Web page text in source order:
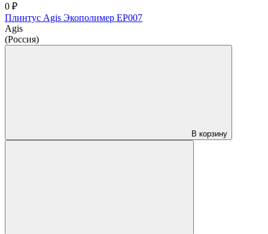
0 ₽
Плинтус Agis Экополимер EP007
Agis
(Россия)
В корзину